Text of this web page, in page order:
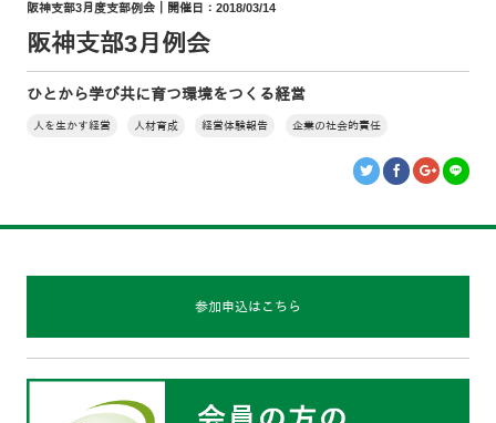
阪神支部3月度支部例会｜開催日：2018/03/14
阪神支部3月例会
ひとから学び共に育つ環境をつくる経営
人を生かす経営 人材育成 経営体験報告 企業の社会的責任
参加申込はこちら